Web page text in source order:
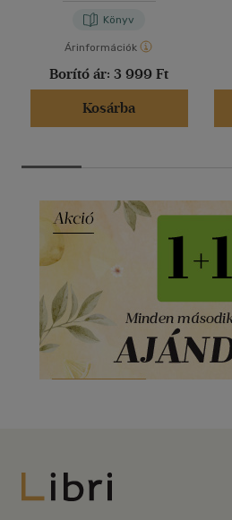
Könyv
Árinformációk
Borító ár: 3 999 Ft
Kosárba
Libri